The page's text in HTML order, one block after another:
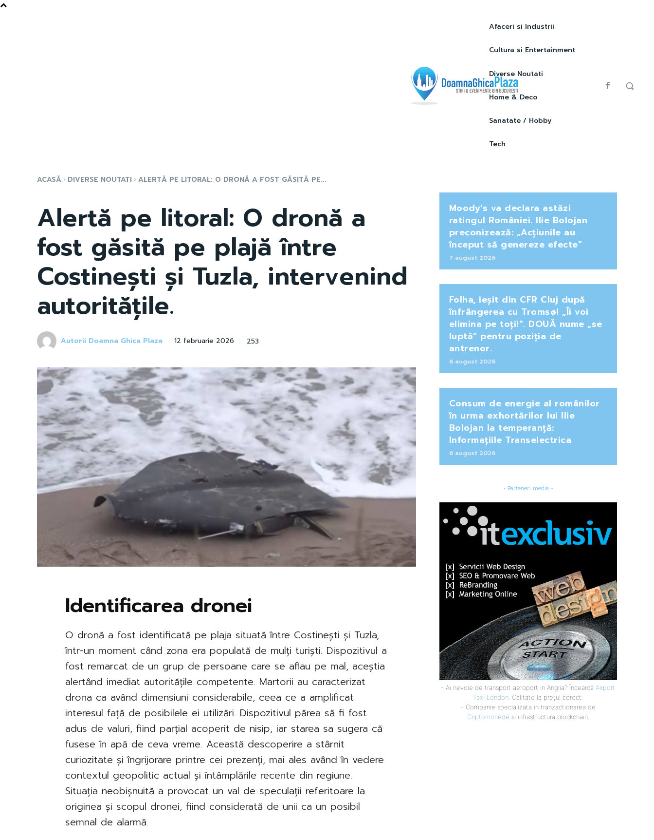
Afaceri si Industrii
Cultura si Entertainment
Diverse Noutati
Home & Deco
Sanatate / Hobby
Tech
ACASĂ DIVERSE NOUTATI ALERTĂ PE LITORAL: O DRONĂ A FOST GĂSITĂ PE...
Alertă pe litoral: O dronă a
fost găsită pe plajă între
Costinești și Tuzla, intervenind
autoritățile.
Autorii Doamna Ghica Plaza 12 februarie 2026 253
Identificarea dronei
O dronă a fost identificată pe plaja situată între Costinești și Tuzla,
într-un moment când zona era populată de mulți turiști. Dispozitivul a
fost remarcat de un grup de persoane care se aflau pe mal, aceștia
alertând imediat autoritățile competente. Martorii au caracterizat
drona ca având dimensiuni considerabile, ceea ce a amplificat
interesul față de posibilele ei utilizări. Dispozitivul părea să fi fost
adus de valuri, fiind parțial acoperit de nisip, iar starea sa sugera că
fusese în apă de ceva vreme. Această descoperire a stârnit
curiozitate și îngrijorare printre cei prezenți, mai ales având în vedere
contextul geopolitic actual și întâmplările recente din regiune.
Situația neobișnuită a provocat un val de speculații referitoare la
originea și scopul dronei, fiind considerată de unii ca un posibil
semnal de alarmă.
Moody’s va declara astăzi
ratingul României. Ilie Bolojan
preconizează: „Acțiunile au
început să genereze efecte”
7 august 2026
Folha, ieșit din CFR Cluj după
înfrângerea cu Tromsø! „Îi voi
elimina pe toți!”. DOUĂ nume „se
luptă” pentru poziția de
antrenor.
6 august 2026
Consum de energie al românilor
în urma exhortărilor lui Ilie
Bolojan la temperanță:
Informațiile Transelectrica
6 august 2026
- Parteneri media -
- Ai nevoie de transport aeroport in Anglia? Încearcă Airport
Taxi London . Calitate la prețul corect.
- Companie specializata in tranzactionarea de
Criptomonede si infrastructura blockchain.